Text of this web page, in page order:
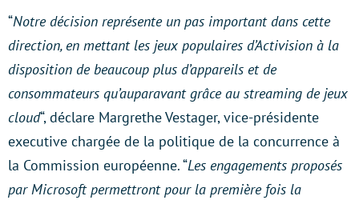
“Notre décision représente un pas important dans cette
direction, en mettant les jeux populaires d’Activision à la
disposition de beaucoup plus d’appareils et de
consommateurs qu’auparavant grâce au streaming de jeux
cloud“, déclare Margrethe Vestager, vice-présidente
executive chargée de la politique de la concurrence à
la Commission européenne. “Les engagements proposés
par Microsoft permettront pour la première fois la